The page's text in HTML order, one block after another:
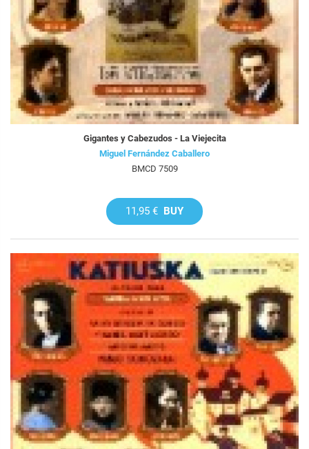
Gigantes y Cabezudos - La Viejecita
Miguel Fernández Caballero
BMCD 7509
11,95 € BUY